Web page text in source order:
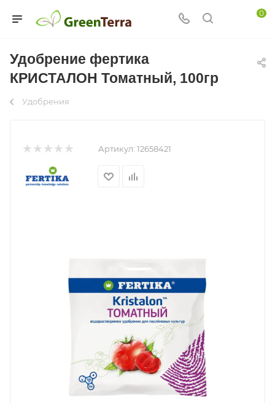
0
Удобрение фертика
КРИСТАЛОН Томатный, 100гр
Удобрения
Артикул: 12658421